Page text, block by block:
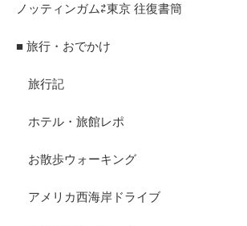
ノッティンガム⇄東京 往復書簡
■ 旅行・おでかけ
旅行記
ホテル・旅館レポ
お散歩ウォーキング
アメリカ西海岸ドライブ